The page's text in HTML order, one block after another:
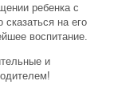
ребенка с
на его
воспитание.
и